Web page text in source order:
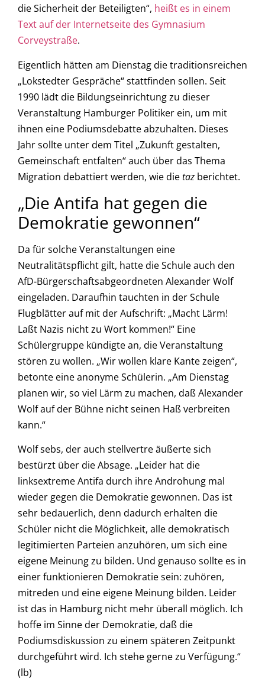
die Sicherheit der Beteiligten“, heißt es in einem
Text auf der Internetseite des Gymnasium
Corveystraße.
Eigentlich hätten am Dienstag die traditionsreichen
„Lokstedter Gespräche“ stattfinden sollen. Seit
1990 lädt die Bildungseinrichtung zu dieser
Veranstaltung Hamburger Politiker ein, um mit
ihnen eine Podiumsdebatte abzuhalten. Dieses
Jahr sollte unter dem Titel „Zukunft gestalten,
Gemeinschaft entfalten“ auch über das Thema
Migration debattiert werden, wie dietaz berichtet.
„Die Antifa hat gegen die
Demokratie gewonnen“
Da für solche Veranstaltungen eine
Neutralitätspflicht gilt, hatte die Schule auch den
AfD-Bürgerschaftsabgeordneten Alexander Wolf
eingeladen. Daraufhin tauchten in der Schule
Flugblätter auf mit der Aufschrift: „Macht Lärm!
Laßt Nazis nicht zu Wort kommen!“ Eine
Schülergruppe kündigte an, die Veranstaltung
stören zu wollen. „Wir wollen klare Kante zeigen“,
betonte eine anonyme Schülerin. „Am Dienstag
planen wir, so viel Lärm zu machen, daß Alexander
Wolf auf der Bühne nicht seinen Haß verbreiten
kann.“
Wolf sebs, der auch stellvertre äußerte sich
bestürzt über die Absage. „Leider hat die
linksextreme Antifa durch ihre Androhung mal
wieder gegen die Demokratie gewonnen. Das ist
sehr bedauerlich, denn dadurch erhalten die
Schüler nicht die Möglichkeit, alle demokratisch
legitimierten Parteien anzuhören, um sich eine
eigene Meinung zu bilden. Und genauso sollte es in
einer funktionieren Demokratie sein: zuhören,
mitreden und eine eigene Meinung bilden. Leider
ist das in Hamburg nicht mehr überall möglich. Ich
hoffe im Sinne der Demokratie, daß die
Podiumsdiskussion zu einem späteren Zeitpunkt
durchgeführt wird. Ich stehe gerne zu Verfügung.“
(lb)